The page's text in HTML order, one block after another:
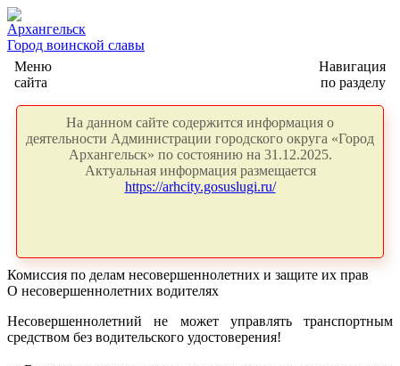
Архангельск
Город воинской славы
Меню
сайта
Навигация
по разделу
На данном сайте содержится информация о
деятельности Администрации городского округа «Город
Архангельск» по состоянию на 31.12.2025.
Актуальная информация размещается
https://arhcity.gosuslugi.ru/
Комиссия по делам несовершеннолетних и защите их прав
О несовершеннолетних водителях
Несовершеннолетний не может управлять транспортным
средством без водительского удостоверения!